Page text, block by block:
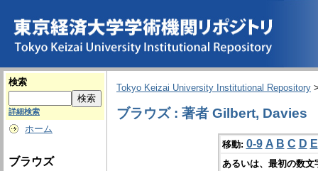
検索
詳細検索
ホーム
ブラウズ
Tokyo Keizai University Institutional Repository
ブラウズ : 著者 Gilbert, Davies
移動: 0-9 A B C D E
あるいは、最初の数